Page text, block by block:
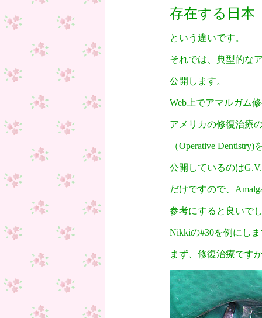
存在する日本
という違いです。
それでは、典型的な
公開します。
Web上でアマルガム
アメリカの修復治療
（Operative
公開しているのは
だけですので、
参考にすると良いで
Nikkiの#30を例にし
まず、修復治療です